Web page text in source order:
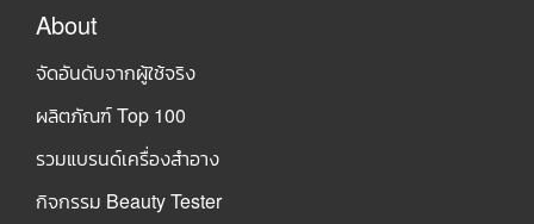
About
จัดอันดับจากผู้ใช้จริง
ผลิตภัณฑ์ Top 100
รวมแบรนด์เครื่องสำอาง
กิจกรรม Beauty Tester